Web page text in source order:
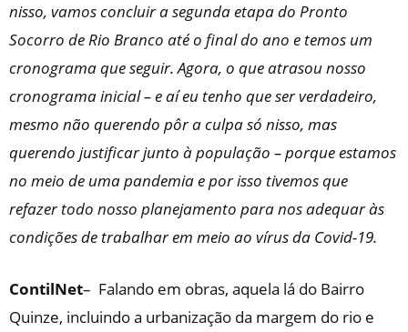
nisso, vamos concluir a segunda etapa do Pronto
Socorro de Rio Branco até o final do ano e temos um
cronograma que seguir. Agora, o que atrasou nosso
cronograma inicial – e aí eu tenho que ser verdadeiro,
mesmo não querendo pôr a culpa só nisso, mas
querendo justificar junto à população – porque estamos
no meio de uma pandemia e por isso tivemos que
refazer todo nosso planejamento para nos adequar às
condições de trabalhar em meio ao vírus da Covid-19.
ContilNet– Falando em obras, aquela lá do Bairro
Quinze, incluindo a urbanização da margem do rio e